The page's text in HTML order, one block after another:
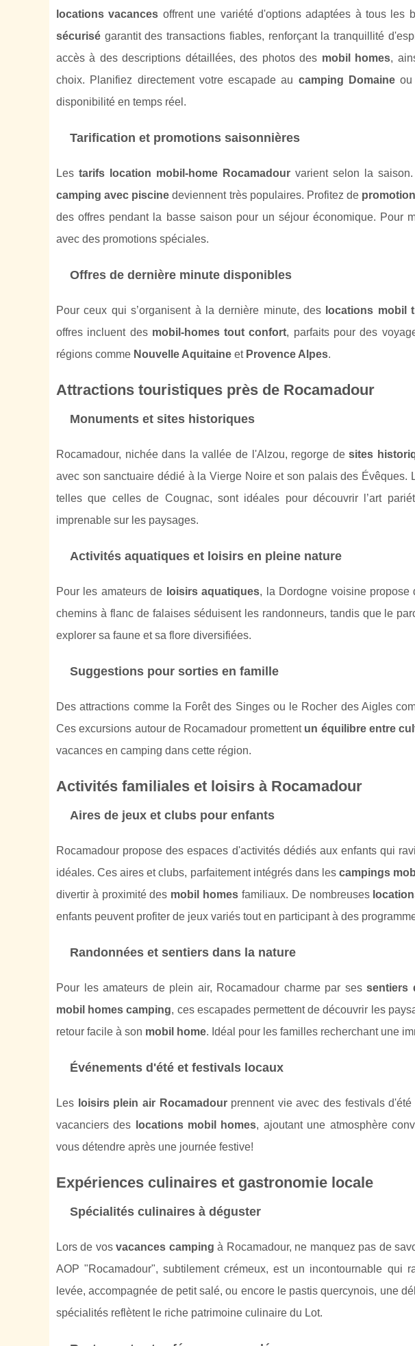
locations vacances offrent une variété d'options adaptées à tous les
sécurisé garantit des transactions fiables, renforçant la tranquillité
accès à des descriptions détaillées, des photos des mobil homes,
choix. Planifiez directement votre escapade au camping Domaine
disponibilité en temps réel.
Tarification et promotions saisonnières
Les tarifs location mobil-home Rocamadour varient selon la
camping avec piscine deviennent très populaires. Profitez de
des offres pendant la basse saison pour un séjour économique. Pour
avec des promotions spéciales.
Offres de dernière minute disponibles
Pour ceux qui s’organisent à la dernière minute, des locations mobil
offres incluent des mobil-homes tout confort, parfaits pour des
régions comme Nouvelle Aquitaine et Provence Alpes.
Attractions touristiques près de Rocamadour
Monuments et sites historiques
Rocamadour, nichée dans la vallée de l'Alzou, regorge desites
avec son sanctuaire dédié à la Vierge Noire et son palais des Évêques.
telles que celles de Cougnac, sont idéales pour découvrir l’art
imprenable sur les paysages.
Activités aquatiques et loisirs en pleine nature
Pour les amateurs de loisirs aquatiques, la Dordogne voisine
chemins à flanc de falaises séduisent les randonneurs, tandis que le
explorer sa faune et sa flore diversifiées.
Suggestions pour sorties en famille
Des attractions comme la Forêt des Singes ou le Rocher des Aigles
Ces excursions autour de Rocamadour promettent un équilibre entre
vacances en camping dans cette région.
Activités familiales et loisirs à Rocamadour
Aires de jeux et clubs pour enfants
Rocamadour propose des espaces d'activités dédiés aux enfants qui
idéales. Ces aires et clubs, parfaitement intégrés dans lescampings
divertir à proximité des mobil homes familiaux. De nombreuses
enfants peuvent profiter de jeux variés tout en participant à des
Randonnées et sentiers dans la nature
Pour les amateurs de plein air, Rocamadour charme par sessentiers
mobil homes camping, ces escapades permettent de découvrir les
retour facile à son mobil home. Idéal pour les familles recherchant une
Événements d'été et festivals locaux
Les loisirs plein air Rocamadourprennent vie avec des festivals
vacanciers des
locations mobil homes, ajoutant une atmosphère
vous détendre après une journée festive!
Expériences culinaires et gastronomie locale
Spécialités culinaires à déguster
Lors de vosvacances camping à Rocamadour, ne manquez pas de
AOP "Rocamadour", subtilement crémeux, est un incontournable qui
levée, accompagnée de petit salé, ou encore le pastis quercynois, une
spécialités reflètent le riche patrimoine culinaire du Lot.